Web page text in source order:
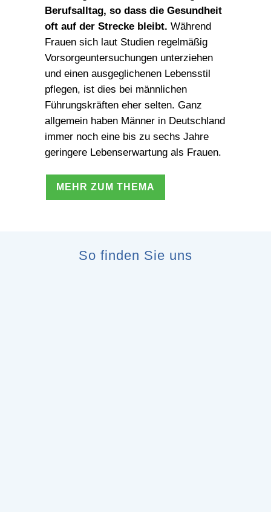
Berufsalltag, so dass die Gesundheit
oft auf der Strecke bleibt. Während
Frauen sich laut Studien regelmäßig
Vorsorgeuntersuchungen unterziehen
und einen ausgeglichenen Lebensstil
pflegen, ist dies bei männlichen
Führungskräften eher selten. Ganz
allgemein haben Männer in Deutschland
immer noch eine bis zu sechs Jahre
geringere Lebenserwartung als Frauen.
MEHR ZUM THEMA
So finden Sie uns